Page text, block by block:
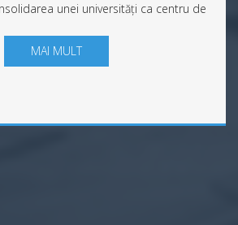
unei universități ca centru de
MAI MULT